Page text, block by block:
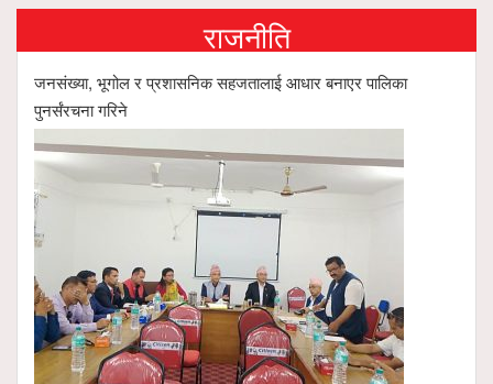
राजनीति
जनसंख्या, भूगोल र प्रशासनिक सहजतालाई आधार बनाएर पालिका
पुनर्संरचना गरिने